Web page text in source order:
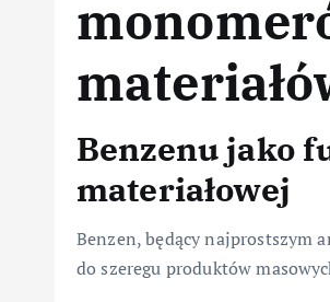
Benzenu jako
materiałowej
Benzen, będący najprostszym
do szeregu produktów